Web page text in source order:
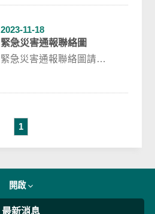
2023-11-18
緊急災害通報聯絡圖
緊急災害通報聯絡圖請參
1
開啟
最新消息